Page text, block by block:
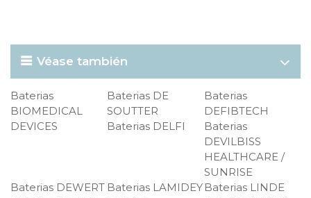
Véase también
Baterias
BIOMEDICAL
DEVICES
Baterias DE
SOUTTER
Baterias
DEFIBTECH
Baterias DELFI
Baterias
DEVILBISS
HEALTHCARE /
SUNRISE
Baterias DEWERT Baterias LAMIDEY Baterias LINDE